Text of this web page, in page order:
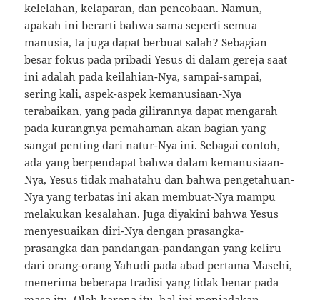
kelelahan, kelaparan, dan pencobaan. Namun,
apakah ini berarti bahwa sama seperti semua
manusia, Ia juga dapat berbuat salah? Sebagian
besar fokus pada pribadi Yesus di dalam gereja saat
ini adalah pada keilahian-Nya, sampai-sampai,
sering kali, aspek-aspek kemanusiaan-Nya
terabaikan, yang pada gilirannya dapat mengarah
pada kurangnya pemahaman akan bagian yang
sangat penting dari natur-Nya ini. Sebagai contoh,
ada yang berpendapat bahwa dalam kemanusiaan-
Nya, Yesus tidak mahatahu dan bahwa pengetahuan-
Nya yang terbatas ini akan membuat-Nya mampu
melakukan kesalahan. Juga diyakini bahwa Yesus
menyesuaikan diri-Nya dengan prasangka-
prasangka dan pandangan-pandangan yang keliru
dari orang-orang Yahudi pada abad pertama Masehi,
menerima beberapa tradisi yang tidak benar pada